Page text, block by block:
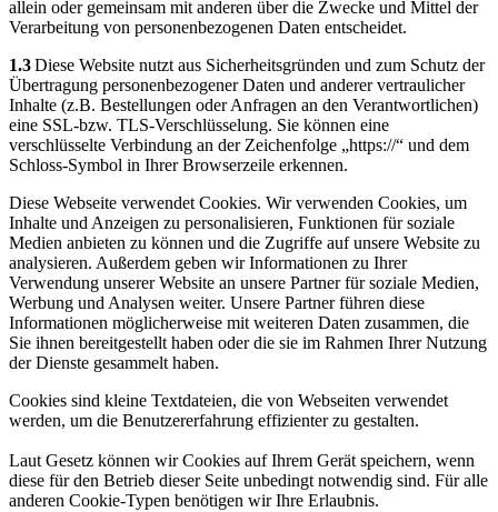
allein oder gemeinsam mit anderen über die Zwecke und Mittel der
Verarbeitung von personenbezogenen Daten entscheidet.
1.3Diese Website nutzt aus Sicherheitsgründen und zum Schutz der
Übertragung personenbezogener Daten und anderer vertraulicher
Inhalte (z.B. Bestellungen oder Anfragen an den Verantwortlichen)
eine SSL-bzw. TLS-Verschlüsselung. Sie können eine
verschlüsselte Verbindung an der Zeichenfolge „https://“ und dem
Schloss-Symbol in Ihrer Browserzeile erkennen.
Diese Webseite verwendet Cookies. Wir verwenden Cookies, um
Inhalte und Anzeigen zu personalisieren, Funktionen für soziale
Medien anbieten zu können und die Zugriffe auf unsere Website zu
analysieren. Außerdem geben wir Informationen zu Ihrer
Verwendung unserer Website an unsere Partner für soziale Medien,
Werbung und Analysen weiter. Unsere Partner führen diese
Informationen möglicherweise mit weiteren Daten zusammen, die
Sie ihnen bereitgestellt haben oder die sie im Rahmen Ihrer Nutzung
der Dienste gesammelt haben.
Cookies sind kleine Textdateien, die von Webseiten verwendet
werden, um die Benutzererfahrung effizienter zu gestalten.
Laut Gesetz können wir Cookies auf Ihrem Gerät speichern, wenn
diese für den Betrieb dieser Seite unbedingt notwendig sind. Für alle
anderen Cookie-Typen benötigen wir Ihre Erlaubnis.